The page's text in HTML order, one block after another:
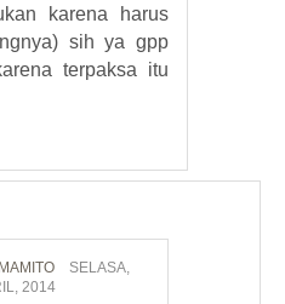
karena harus
sih ya gpp
terpaksa itu
SELASA,
2014